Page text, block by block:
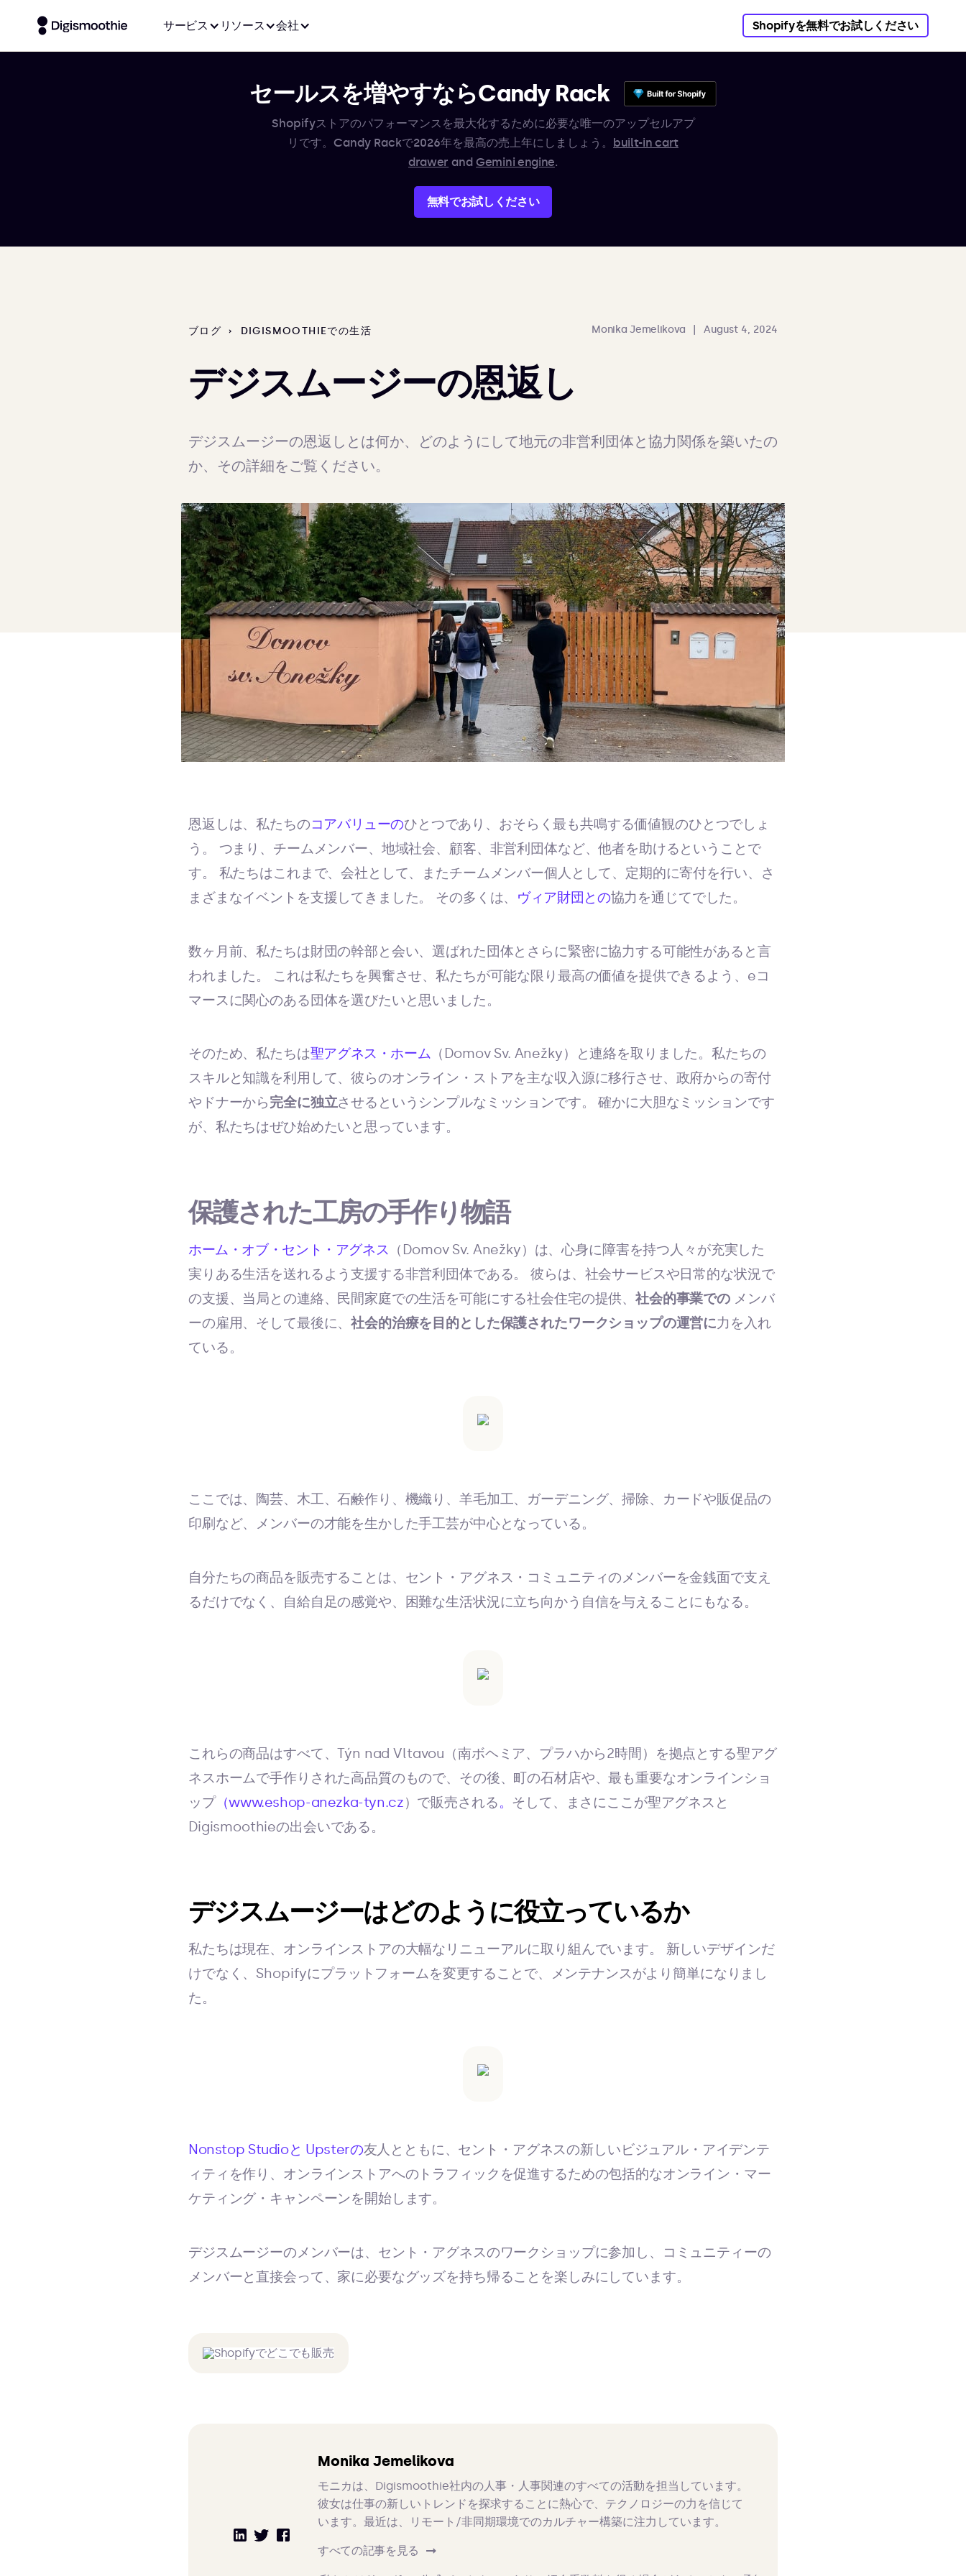
サービス リソース 会社 Shopifyを無料でお試しください
セールスを増やすならCandy Rack
Shopifyストアのパフォーマンスを最大化するために必要な唯一のアップセルアプ
リです。Candy Rackで2026年を最高の売上年にしましょう。 built-in cart
drawer andGemini engine.
無料でお試しください
ブログ › DIGISMOOTHIEでの生活 Monika Jemelikova August 4, 2024
デジスムージーの恩返し
デジスムージーの恩返しとは何か、どのようにして地元の非営利団体と協力関係を築いたの
か、その詳細をご覧ください。
恩返しは、私たちのコアバリューのひとつであり、おそらく最も共鳴する価値観のひとつでしょ
う。 つまり、チームメンバー、地域社会、顧客、非営利団体など、他者を助けるということで
す。 私たちはこれまで、会社として、またチームメンバー個人として、定期的に寄付を行い、さ
まざまなイベントを支援してきました。 その多くは、 ヴィア財団との協力を通じてでした。
数ヶ月前、私たちは財団の幹部と会い、選ばれた団体とさらに緊密に協力する可能性があると言
われました。 これは私たちを興奮させ、私たちが可能な限り最高の価値を提供できるよう、eコ
マースに関心のある団体を選びたいと思いました。
そのため、私たちは聖アグネス・ホーム （Domov Sv. Anežky）と連絡を取りました。私たちの
スキルと知識を利用して、彼らのオンライン・ストアを主な収入源に移行させ、政府からの寄付
やドナーから完全に独立させるというシンプルなミッションです。 確かに大胆なミッションです
が、私たちはぜひ始めたいと思っています。
保護された工房の手作り物語
ホーム・オブ・セント・アグネス （Domov Sv. Anežky）は、心身に障害を持つ人々が充実した
実りある生活を送れるよう支援する非営利団体である。 彼らは、社会サービスや日常的な状況で
の支援、当局との連絡、民間家庭での生活を可能にする社会住宅の提供、社会的事業での メンバ
ーの雇用、そして最後に、社会的治療を目的とした保護されたワークショップの運営に力を入れ
ている。
ここでは、陶芸、木工、石鹸作り、機織り、羊毛加工、ガーデニング、掃除、カードや販促品の
印刷など、メンバーの才能を生かした手工芸が中心となっている。
自分たちの商品を販売することは、セント・アグネス・コミュニティのメンバーを金銭面で支え
るだけでなく、自給自足の感覚や、困難な生活状況に立ち向かう自信を与えることにもなる。
これらの商品はすべて、Týn nad Vltavou（南ボヘミア、プラハから2時間）を拠点とする聖アグ
ネスホームで手作りされた高品質のもので、その後、町の石材店や、最も重要なオンラインショ
ップ（www.eshop-anezka-tyn.cz）で販売される。 そして、まさにここが聖アグネスと
Digismoothieの出会いである。
デジスムージーはどのように役立っているか
私たちは現在、オンラインストアの大幅なリニューアルに取り組んでいます。 新しいデザインだ
けでなく、Shopifyにプラットフォームを変更することで、メンテナンスがより簡単になりまし
た。
Nonstop Studioと Upsterの友人とともに、セント・アグネスの新しいビジュアル・アイデンテ
ィティを作り、オンラインストアへのトラフィックを促進するための包括的なオンライン・マー
ケティング・キャンペーンを開始します。
デジスムージーのメンバーは、セント・アグネスのワークショップに参加し、コミュニティーの
メンバーと直接会って、家に必要なグッズを持ち帰ることを楽しみにしています。
Monika Jemelikova
モニカは、Digismoothie社内の人事・人事関連のすべての活動を担当しています。
彼女は仕事の新しいトレンドを探求することに熱心で、テクノロジーの力を信じて
います。最近は、リモート/非同期環境でのカルチャー構築に注力しています。
すべての記事を見る